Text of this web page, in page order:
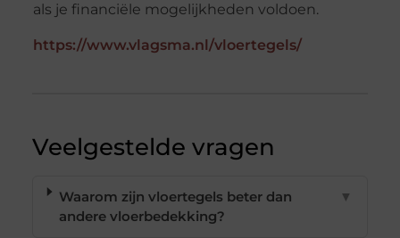
als je financiële mogelijkheden voldoen.
https://www.vlagsma.nl/vloertegels/
Veelgestelde vragen
Waarom zijn vloertegels beter dan
andere vloerbedekking?
▼